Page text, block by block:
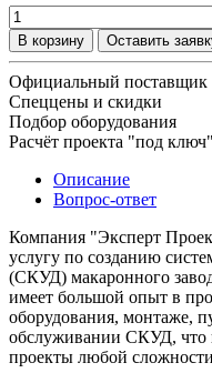
В корзину Оставить
Официальный поставщик
Спеццены и скидки
Подбор оборудования
Расчёт проекта "под ключ"
Описание
Вопрос-ответ
Компания "Эксперт
услугу по созданию
(СКУД) макаронного
имеет большой опыт в
оборудования, монтаже,
обслуживании СКУД, что
проекты любой